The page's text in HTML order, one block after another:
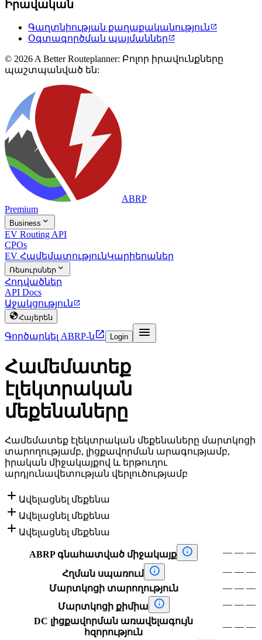
Իրավական
Գաղտնիության քաղաքականություն 
Օգտագործման պայմաններ 
© 2026 A Better Routeplanner: Բոլոր իրավունքները
պաշտպանված են:
ABRP
Premium
Business 
EV Routing API
CPOs
EV ՀամեմատությունԿարիերաներ
Ռեսուրսներ 
Հոդվածներ
API Docs
Աջակցություն 
Հայերեն
Գործարկել ABRP-ն Login 
Համեմատեք
էլեկտրական
մեքենաները
Համեմատեք էլեկտրական մեքենաները մարտկոցի
տարողությամբ, լիցքավորման արագությամբ,
իրական միջակայքով և երթուղու
արդյունավետության վերլուծությամբ
 Ավելացնել մեքենա
 Ավելացնել մեքենա
 Ավելացնել մեքենա
ABRP գնահատված միջակայք  — — —
Հղման սպառում  — — —
Մարտկոցի տարողություն
— — —
Մարտկոցի քիմիա
 — — —
DC լիցքավորման առավելագույն
հզորություն
— — —